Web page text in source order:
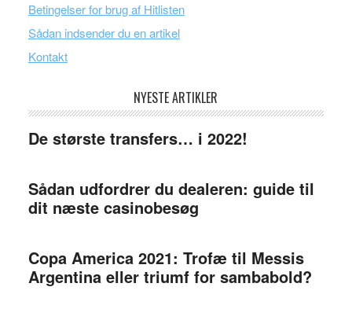
Betingelser for brug af Hitlisten
Sådan indsender du en artikel
Kontakt
NYESTE ARTIKLER
De største transfers… i 2022!
Sådan udfordrer du dealeren: guide til
dit næste casinobesøg
Copa America 2021: Trofæ til Messis
Argentina eller triumf for sambabold?